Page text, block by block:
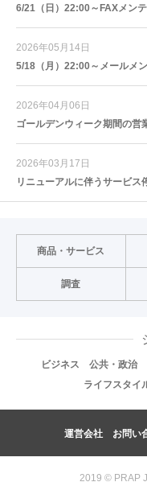
6/21（日）22:00～FAXメン
2026年05月14日
5/18（月）22:00～メールメ
2026年04月06日
ゴールデンウィーク期間の営
2026年03月17日
リニューアルに伴うサービ
商品・サービス
調査
ビジネス 公共・政治
ライフスタイ
運営会社 お問い
2019 © PRAP